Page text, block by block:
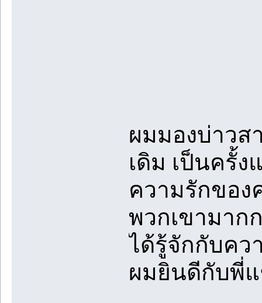
ผมมองบ่าวส
เดิม เป็นครั้
ความรักของ
พวกเขามาก
ได้รู้จักกับคว
ผมยินดีกับพี่